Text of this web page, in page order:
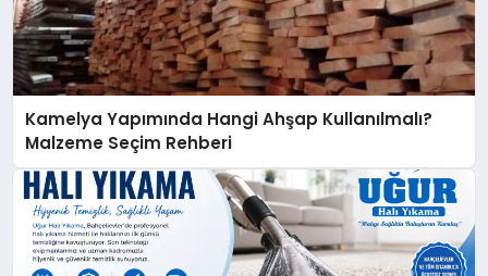
Kamelya Yapımında Hangi Ahşap Kullanılmalı?
Malzeme Seçim Rehberi